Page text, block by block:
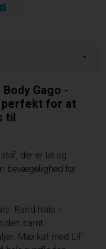
Gago -
perfekt for at
til
der er let og
bevægelighed for
Rund hals -
samt
Mærkat med Lil'